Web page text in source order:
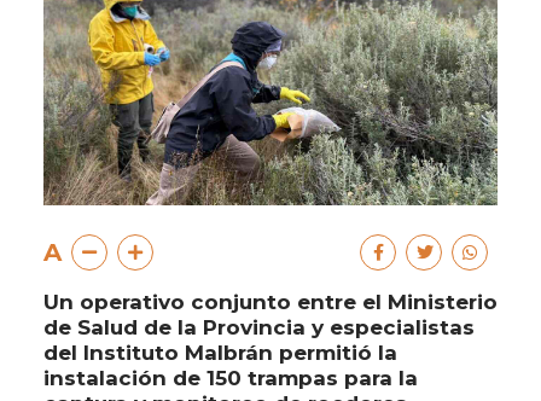
A
Un operativo conjunto entre el Ministerio
de Salud de la Provincia y especialistas
del Instituto Malbrán permitió la
instalación de 150 trampas para la